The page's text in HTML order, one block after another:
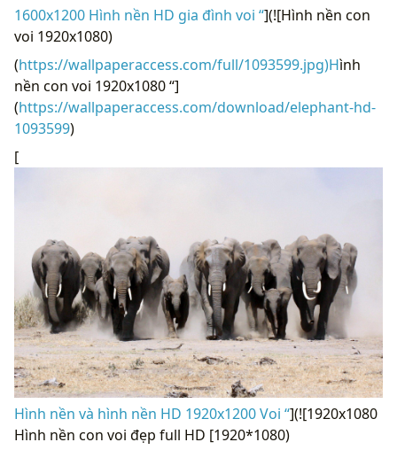
1600x1200 Hình nền HD gia đình voi “](![Hình nền con
voi 1920x1080)
(https://wallpaperaccess.com/full/1093599.jpg)Hình
nền con voi 1920x1080 “]
(https://wallpaperaccess.com/download/elephant-hd-
1093599)
[
Hình nền và hình nền HD 1920x1200 Voi “](![1920x1080
Hình nền con voi đẹp full HD [1920*1080)